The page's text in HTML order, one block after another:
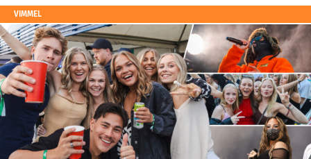
VIMMEL